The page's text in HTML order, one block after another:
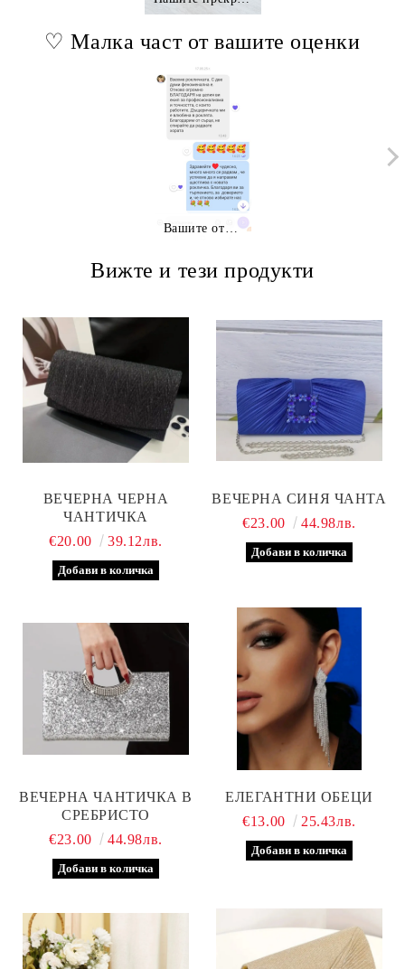
♡ Малка част от вашите оценки
Вижте и тези продукти
ВЕЧЕРНА ЧЕРНА
ЧАНТИЧКА
€20.00
39.12лв.
ВЕЧЕРНА СИНЯ ЧАНТА
€23.00
44.98лв.
ВЕЧЕРНА ЧАНТИЧКА В
СРЕБРИСТО
€23.00
44.98лв.
ЕЛЕГАНТНИ ОБЕЦИ
€13.00
25.43лв.